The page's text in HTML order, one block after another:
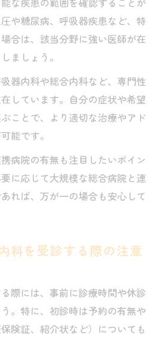
や糖尿病、呼吸器疾患など、特
合は、該当分野に強い医師が在
ましょう。
器内科や総合内科など、専門性
しています。自分の症状や希望
ことで、より適切な治療やアド
能です。
病院の有無も注目したいポイン
に応じて大規模な総合病院と連
れば、万が一の場合も安心して
科を受診する際の注意
際には、事前に診療時間や休診
。特に、初診時は予約の有無や
険証、紹介状など）についても